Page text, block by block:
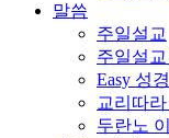
말씀
주일설교
주일설교
Easy 성
교리따
두란노